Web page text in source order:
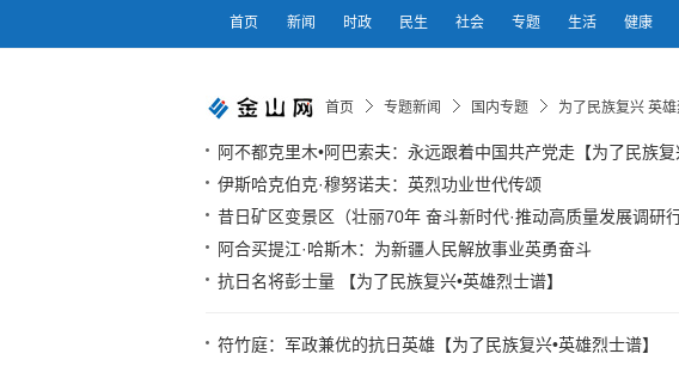
首页 新闻 时政 民生 社会 专题 生活 健康
首页 专题新闻 国内专题 为了民族复兴 英
阿不都克里木•阿巴索夫：永远跟着中国共产党走【为了民族复
伊斯哈克伯克·穆努诺夫：英烈功业世代传颂
昔日矿区变景区（壮丽70年 奋斗新时代·推动高质量发展调研行
阿合买提江·哈斯木：为新疆人民解放事业英勇奋斗
抗日名将彭士量 【为了民族复兴•英雄烈士谱】
符竹庭：军政兼优的抗日英雄【为了民族复兴•英雄烈士谱】